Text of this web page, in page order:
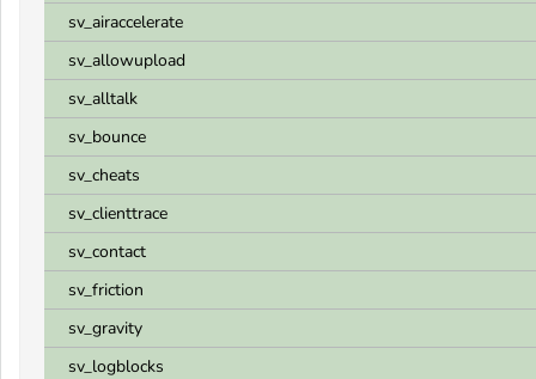
sv_airaccelerate
sv_allowupload
sv_alltalk
sv_bounce
sv_cheats
sv_clienttrace
sv_contact
sv_friction
sv_gravity
sv_logblocks